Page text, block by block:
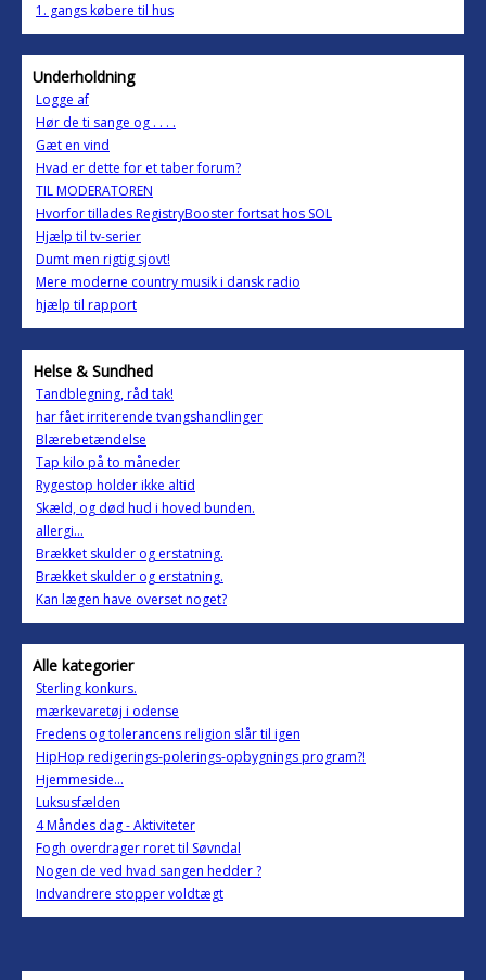
1. gangs købere til hus
Underholdning
Logge af
Hør de ti sange og . . . .
Gæt en vind
Hvad er dette for et taber forum?
TIL MODERATOREN
Hvorfor tillades RegistryBooster fortsat hos SOL
Hjælp til tv-serier
Dumt men rigtig sjovt!
Mere moderne country musik i dansk radio
hjælp til rapport
Helse & Sundhed
Tandblegning, råd tak!
har fået irriterende tvangshandlinger
Blærebetændelse
Tap kilo på to måneder
Rygestop holder ikke altid
Skæld, og død hud i hoved bunden.
allergi...
Brækket skulder og erstatning.
Brækket skulder og erstatning.
Kan lægen have overset noget?
Alle kategorier
Sterling konkurs.
mærkevaretøj i odense
Fredens og tolerancens religion slår til igen
HipHop redigerings-polerings-opbygnings program?!
Hjemmeside...
Luksusfælden
4 Måndes dag - Aktiviteter
Fogh overdrager roret til Søvndal
Nogen de ved hvad sangen hedder ?
Indvandrere stopper voldtægt